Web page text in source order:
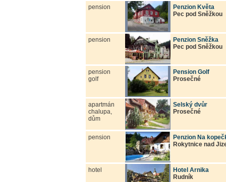
pension
Penzion Květa
Pec pod Sněžkou
pension
Penzion Sněžka
Pec pod Sněžkou
pension
golf
Pension Golf
Prosečné
apartmán
chalupa,
dům
Selský dvůr
Prosečné
pension
Penzion Na
Rokytnice nad
hotel
Hotel Arnika
Rudník